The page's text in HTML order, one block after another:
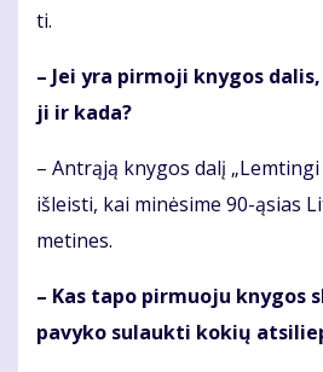
ti.
– Jei yra pir­mo­ji kny­gos
ji ir ka­da?
– Ant­rą­ją kny­gos da­lį
iš­leis­ti, kai mi­nė­si­me 90-ąsias
me­ti­nes.
– Kas ta­po pir­muo­ju kny­gos
pa­vy­ko su­lauk­ti ko­kių